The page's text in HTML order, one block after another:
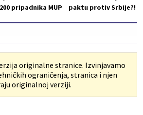
200 pripadnika MUP
paktu protiv Srbije?!
originalne stranice. Izvinjavamo
ograničenja, stranica i njen
originalnoj verziji.